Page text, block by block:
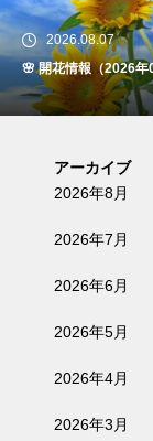
2026.08.06
🌸 開花情報（2026年
アーカイブ
2026年8月
2026年7月
2026年6月
2026年5月
2026年4月
2026年3月